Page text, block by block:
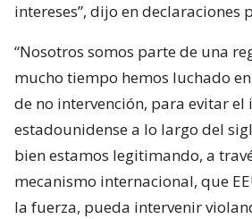
intereses”, dijo en declaraciones
“Nosotros somos parte de una
mucho tiempo hemos luchado
de no intervención, para evitar el
estadounidense a lo largo del
bien estamos legitimando, a
mecanismo internacional, que
la fuerza, pueda intervenir